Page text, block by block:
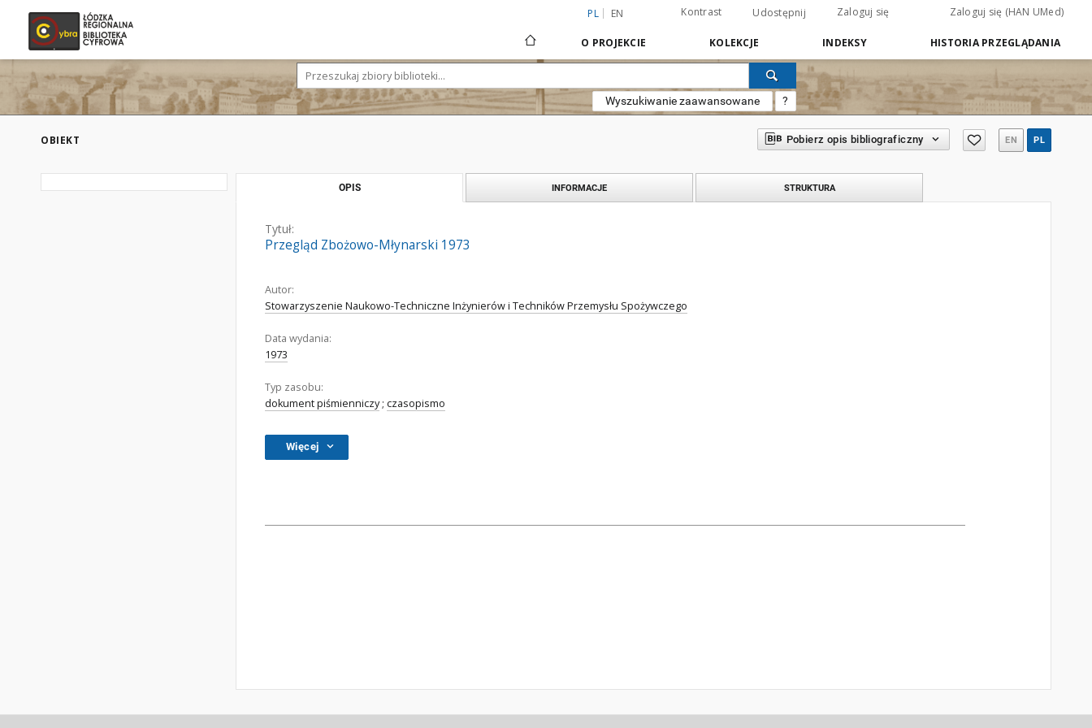
PL EN Kontrast Udostępnij Zaloguj się Zaloguj się (HAN UMed)
O PROJEKCIE KOLEKCJE INDEKSY HISTORIA PRZEGLĄDANIA
Wyszukiwanie zaawansowane ?
OBIEKT Pobierz opis bibliograficzny EN PL
OPIS INFORMACJE STRUKTURA
Tytuł:
Przegląd Zbożowo-Młynarski 1973
Autor:
Stowarzyszenie Naukowo-Techniczne Inżynierów i Techników Przemysłu Spożywczego
Data wydania:
1973
Typ zasobu:
dokument piśmienniczy; czasopismo
Więcej